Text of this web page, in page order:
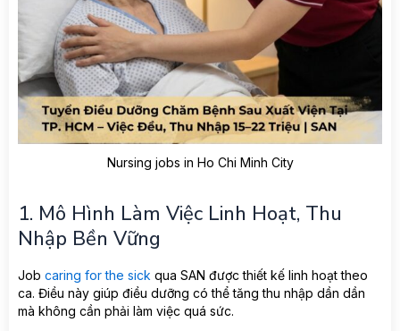
Nursing jobs in Ho Chi Minh City
1. Mô Hình Làm Việc Linh Hoạt, Thu
Nhập Bền Vững
Job caring for the sick qua SAN được thiết kế linh hoạt theo
ca. Điều này giúp điều dưỡng có thể tăng thu nhập dần dần
mà không cần phải làm việc quá sức.